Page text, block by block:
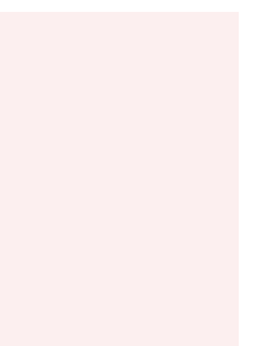
査について
ルなど
策